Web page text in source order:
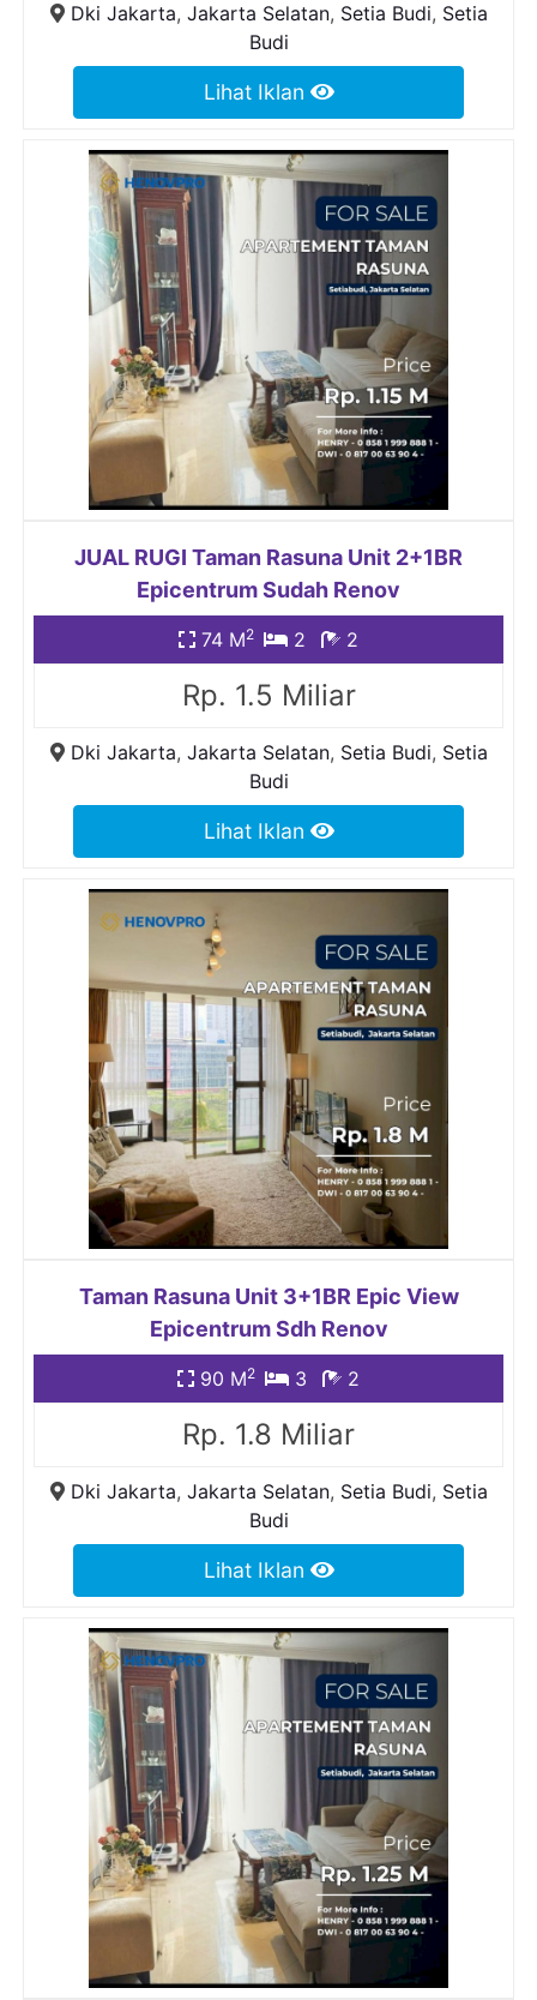
Dki Jakarta, Jakarta Selatan, Setia Budi, Setia
Budi
Lihat Iklan
JUAL RUGI Taman Rasuna Unit 2+1BR
Epicentrum Sudah Renov
74 M2 2 2
Rp. 1.5 Miliar
Dki Jakarta, Jakarta Selatan, Setia Budi, Setia
Budi
Lihat Iklan
Taman Rasuna Unit 3+1BR Epic View
Epicentrum Sdh Renov
90 M2 3 2
Rp. 1.8 Miliar
Dki Jakarta, Jakarta Selatan, Setia Budi, Setia
Budi
Lihat Iklan